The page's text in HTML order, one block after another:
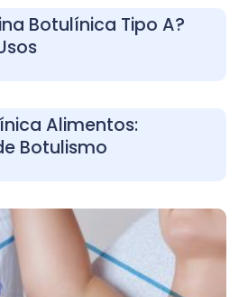
Botulínica Tipo A?
Alimentos:
Botulismo